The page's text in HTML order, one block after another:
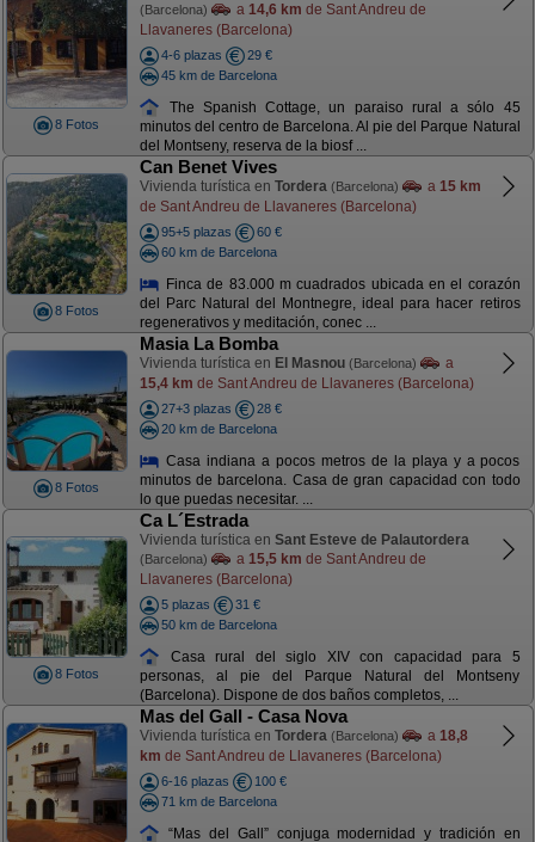
8 Fotos
(Barcelona) a 14,6 km de Sant Andreu de
Llavaneres (Barcelona)
4-6 plazas
29 €
45 km de Barcelona
The Spanish Cottage, un paraiso rural a sólo 45
minutos del centro de Barcelona. Al pie del Parque Natural
del Montseny, reserva de la biosf ...
8 Fotos
Can Benet Vives
Vivienda turística en Tordera (Barcelona) a 15 km
de Sant Andreu de Llavaneres (Barcelona)
95+5 plazas
60 €
60 km de Barcelona
Finca de 83.000 m cuadrados ubicada en el corazón
del Parc Natural del Montnegre, ideal para hacer retiros
regenerativos y meditación, conec ...
8 Fotos
Masia La Bomba
Vivienda turística en El Masnou (Barcelona)
a
15,4 km de Sant Andreu de Llavaneres (Barcelona)
27+3 plazas
28 €
20 km de Barcelona
Casa indiana a pocos metros de la playa y a pocos
minutos de barcelona. Casa de gran capacidad con todo
lo que puedas necesitar. ...
8 Fotos
Ca L´Estrada
Vivienda turística en Sant Esteve de Palautordera
(Barcelona) a 15,5 km de Sant Andreu de
Llavaneres (Barcelona)
5 plazas
31 €
50 km de Barcelona
Casa rural del siglo XIV con capacidad para 5
personas, al pie del Parque Natural del Montseny
(Barcelona). Dispone de dos baños completos, ...
Mas del Gall - Casa Nova
Vivienda turística en Tordera (Barcelona) a 18,8
km de Sant Andreu de Llavaneres (Barcelona)
6-16 plazas
100 €
71 km de Barcelona
“Mas del Gall” conjuga modernidad y tradición en